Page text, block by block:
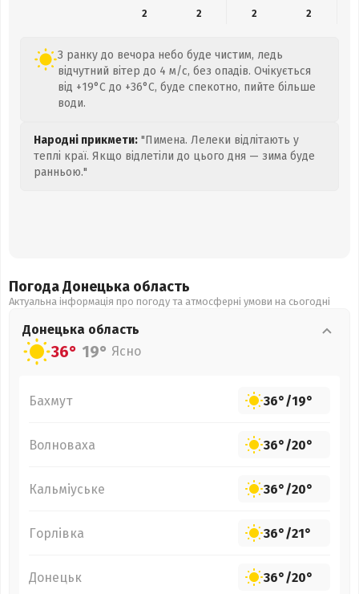
2
2 2 2
З ранку до вечора небо буде чистим, ледь
відчутний вітер до 4 м/с, без опадів. Очікується
від +19°C до +36°C, буде спекотно, пийте більше
води.
Народні прикмети: "Пимена. Лелеки відлітають у
теплі краї. Якщо відлетіли до цього дня — зима буде
ранньою."
Погода Донецька область
Актуальна інформація про погоду та атмосферні умови на сьогодні
Донецька область
36° 19° Ясно
Бахмут 36°/19°
Волноваха 36°/20°
Кальміуське 36°/20°
Горлівка 36°/21°
Донецьк 36°/20°